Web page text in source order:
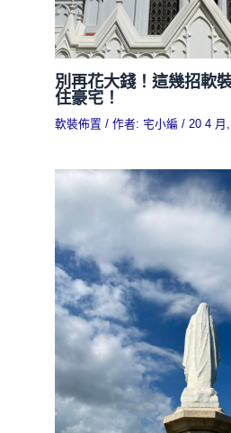
別再花大錢！這幾招軟
住豪宅！
軟裝佈置 / 作者: 宅小編/ 20 4 月